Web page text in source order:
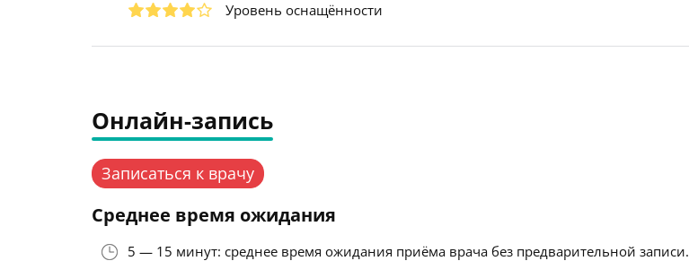
Уровень оснащённости
Онлайн-запись
Записаться к врачу
Среднее время ожидания
5 — 15 минут: среднее время ожидания приёма врача без предварительной записи.